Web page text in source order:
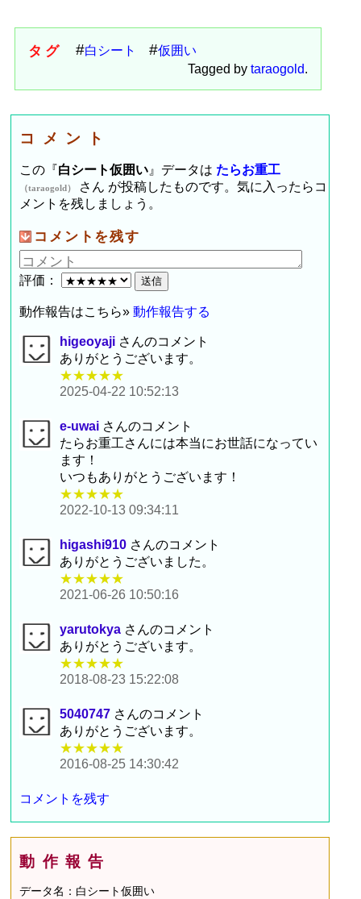
タグ 白シート
仮囲い
Tagged by taraogold.
コメント
この『白シート仮囲い 』データは たらお重工
（taraogold）
さん が投稿したものです。気に入ったらコ
メントを残しましょう。
コメントを残す
評価：
動作報告はこちら»動作報告する
higeoyaji さんのコメント
ありがとうございます。
★★★★★
2025-04-22 10:52:13
e-uwai さんのコメント
たらお重工さんには本当にお世話になってい
ます！
いつもありがとうございます！
★★★★★
2022-10-13 09:34:11
higashi910 さんのコメント
ありがとうございました。
★★★★★
2021-06-26 10:50:16
yarutokya さんのコメント
ありがとうございます。
★★★★★
2018-08-23 15:22:08
5040747 さんのコメント
ありがとうございます。
★★★★★
2016-08-25 14:30:42
コメントを残す
動作報告
データ名：白シート仮囲い